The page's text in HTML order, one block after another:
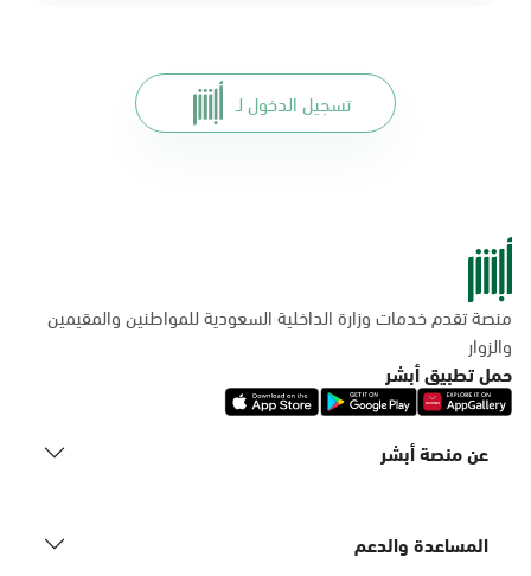
تسجيل الدخول لـ
منصة تقدم خدمات وزارة الداخلية السعودية للمواطنين والمقيمين
والزوار
حمل تطبيق أبشر
عن منصة أبشر
المساعدة والدعم